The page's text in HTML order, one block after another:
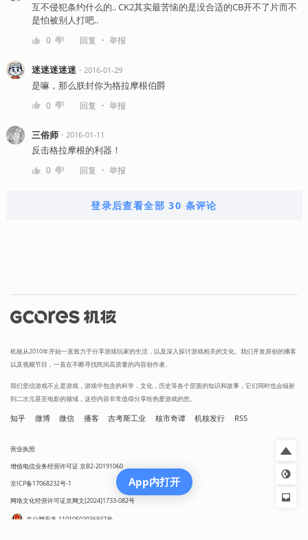
互不侵犯条约什么的.. CK2其实最苦恼的是没合适的CB开不了片而不
是怕被别人打吧..
0 回复 ・ 举报
迷迷迷迷迷 ・ 2016-01-29
是嘛，那么朕封你为格拉摩根伯爵
0 回复 ・ 举报
三俗师・ 2016-01-11
反击格拉摩根的利器！
0 回复 ・ 举报
登录后查看全部 30 条评论
机核从2010年开始一直致力于分享游戏玩家的生活，以及深入探讨游戏相关的文化。我们开发原创的播客
以及视频节目，一直在不断寻找民间高质量的内容创作者。
我们坚信游戏不止是游戏，游戏中包含的科学，文化，历史等各个层面的知识和故事，它们同时也会辐射
到二次元甚至电影的领域，这些内容非常值得分享给热爱游戏的您。
知乎 微博 微信 播客 吉考斯工业 核市奇谭 机核发行 RSS
营业执照
增值电信业务经营许可证 京B2-20191060
京ICP备17068232号-1
网络文化经营许可证京网文[2024]1733-082号
京公网安备 11010502036937号
App内打开